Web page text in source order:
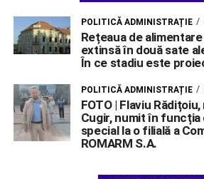
POLITICĂ ADMINISTRAȚIE
Rețeaua de
extinsă în două sate
În ce stadiu este
POLITICĂ ADMINISTRAȚIE
FOTO | Flaviu
Cugir, numit în
special la o filială a
ROMARM S.A.